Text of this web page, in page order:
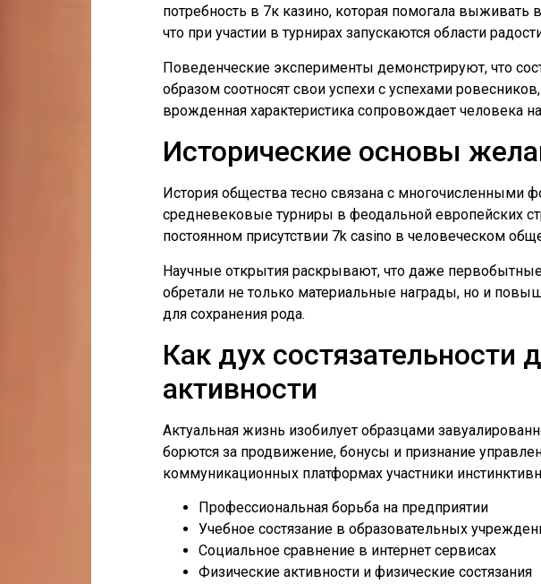
потребность в 7к казино, которая помогала выживать
что при участии в турнирах запускаются области
Поведенческие эксперименты демонстрируют, что
образом соотносят свои успехи с успехами
врожденная характеристика сопровождает человека
Исторические основы
История общества тесно связана с
средневековые турниры в феодальной европейских
постоянном присутствии 7k casino в человеческом
Научные открытия раскрывают, что даже
обретали не только материальные награды, но и
для сохранения рода.
Как дух
активности
Актуальная жизнь изобилует образцами
борются за продвижение, бонусы и признание
коммуникационных платформах участники
Профессиональная борьба на предприятии
Учебное состязание в образовательных
Социальное сравнение в интернет сервисах
Физические активности и физические состязания